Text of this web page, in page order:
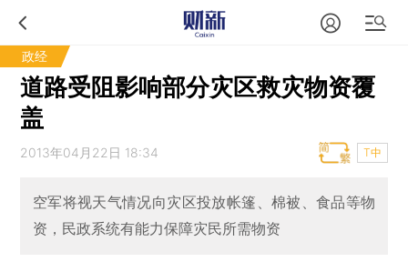
政经
道路受阻影响部分灾区救灾物资覆
盖
2013年04月22日 18:34 T中
空军将视天气情况向灾区投放帐篷、棉被、食品等物
资，民政系统有能力保障灾民所需物资